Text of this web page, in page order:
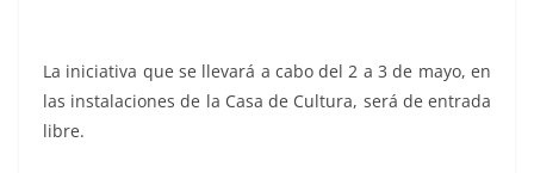
La iniciativa que se llevará a cabo del 2 a 3 de mayo, en
las instalaciones de la Casa de Cultura, será de entrada
libre.